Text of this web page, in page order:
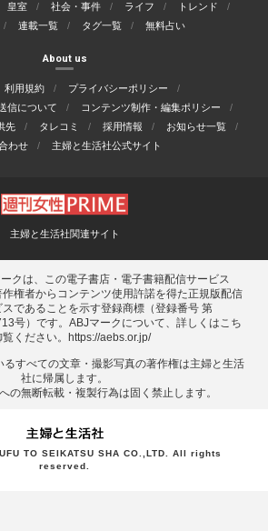
皇室 社会・事件 ライフ
トレンド
連載一覧 タグ一覧 無料占い
About us
利用規約
プライバシーポリシー
信について
コンテンツ制作・編集ポリシー
先 タレコミ 採用情報
お知らせ一覧
わせ
主婦と生活社公式サイト
主婦と生活社関連サイト
クは、この電子書店・電子書籍配信サービス
作権者からコンテンツ使用許諾を得た正規版配信
スであることを示す登録商標（登録番号 第
号）です。ABJマークについて、詳しくはこち
ください。
https://aebs.or.jp/
すべての⽂章・撮影写真の著作権は主婦と⽣活
社に帰属します。
の無断転載・複製⾏為は固く禁⽌します。
TO SEIKATSU SHA CO.,LTD. All rights
reserved.